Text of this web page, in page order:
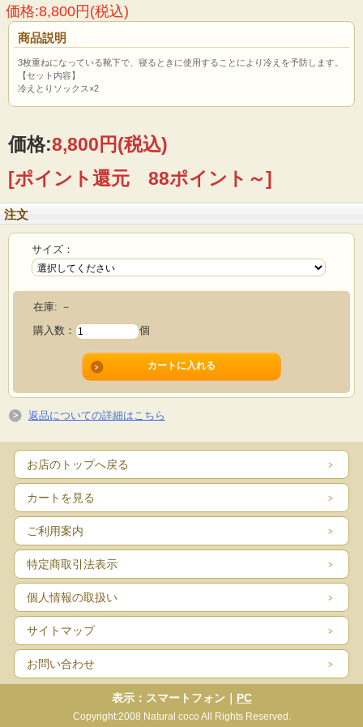
価格:8,800円(税込)
商品説明
3枚重ねになっている靴下で、寝るときに使用することにより冷えを予防します。
【セット内容】
冷えとりソックス×2
価格:8,800円(税込)
[ポイント還元 88ポイント～]
注文
サイズ：
在庫: －
購入数：
個
返品についての詳細はこちら
お店のトップへ戻る
カートを見る
ご利用案内
特定商取引法表示
個人情報の取扱い
サイトマップ
お問い合わせ
表示：スマートフォン｜ PC
Copyright:2008 Natural coco All Rights Reserved.